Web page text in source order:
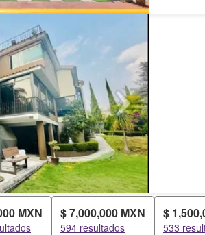
MXN $ 7,000,000 MXN
594 resultados
$
533